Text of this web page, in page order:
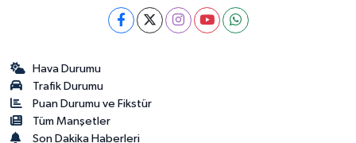
Hava Durumu
Trafik Durumu
Puan Durumu ve Fikstür
Tüm Manşetler
Son Dakika Haberleri